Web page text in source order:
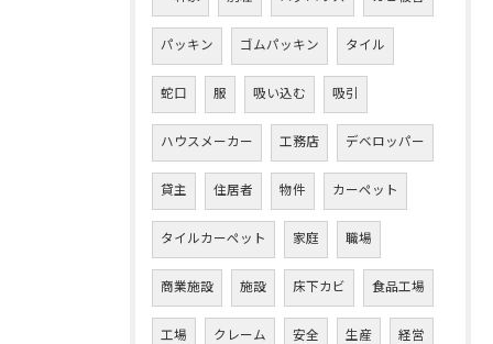
パッキン ゴムパッキン タイル
蛇口 服 吸い込む 吸引
ハウスメーカー 工務店 デベロッパー
貸主 住居者 物件 カーペット
タイルカーペット 家庭 職場
商業施設 施設 床下カビ 食品工場
工場 クレーム 安全 生産 経営